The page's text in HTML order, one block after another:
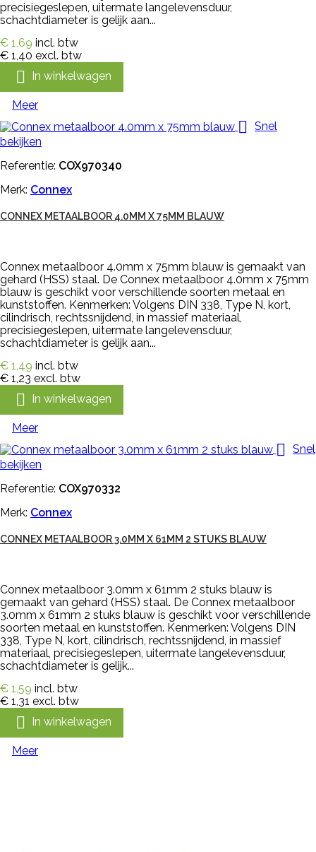
precisiegeslepen, uitermate langelevensduur,
schachtdiameter is gelijk aan...
€ 1,69 incl. btw
€ 1,40 excl. btw
 In winkelwagen
Meer
 Snel
bekijken
Referentie: COX970340
Merk: Connex
CONNEX METAALBOOR 4.0MM X 75MM BLAUW
Connex metaalboor 4.0mm x 75mm blauw is gemaakt van
gehard (HSS) staal. De Connex metaalboor 4.0mm x 75mm
blauw is geschikt voor verschillende soorten metaal en
kunststoffen. Kenmerken: Volgens DIN 338, Type N, kort,
cilindrisch, rechtssnijdend, in massief materiaal,
precisiegeslepen, uitermate langelevensduur,
schachtdiameter is gelijk aan...
€ 1,49 incl. btw
€ 1,23 excl. btw
 In winkelwagen
Meer
 Snel
bekijken
Referentie: COX970332
Merk: Connex
CONNEX METAALBOOR 3.0MM X 61MM 2 STUKS BLAUW
Connex metaalboor 3.0mm x 61mm 2 stuks blauw is
gemaakt van gehard (HSS) staal. De Connex metaalboor
3.0mm x 61mm 2 stuks blauw is geschikt voor verschillende
soorten metaal en kunststoffen. Kenmerken: Volgens DIN
338, Type N, kort, cilindrisch, rechtssnijdend, in massief
materiaal, precisiegeslepen, uitermate langelevensduur,
schachtdiameter is gelijk...
€ 1,59 incl. btw
€ 1,31 excl. btw
 In winkelwagen
Meer